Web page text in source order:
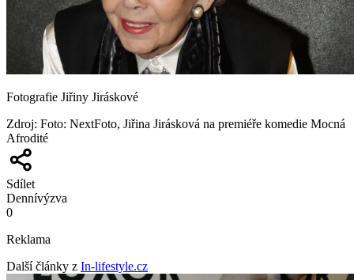
Fotografie Jiřiny Jiráskové
Zdroj: Foto: NextFoto, Jiřina Jirásková na premiéře komedie Mocná
Afrodité
Sdílet
Dennívýzva
0
Reklama
Další články z In-lifestyle.cz